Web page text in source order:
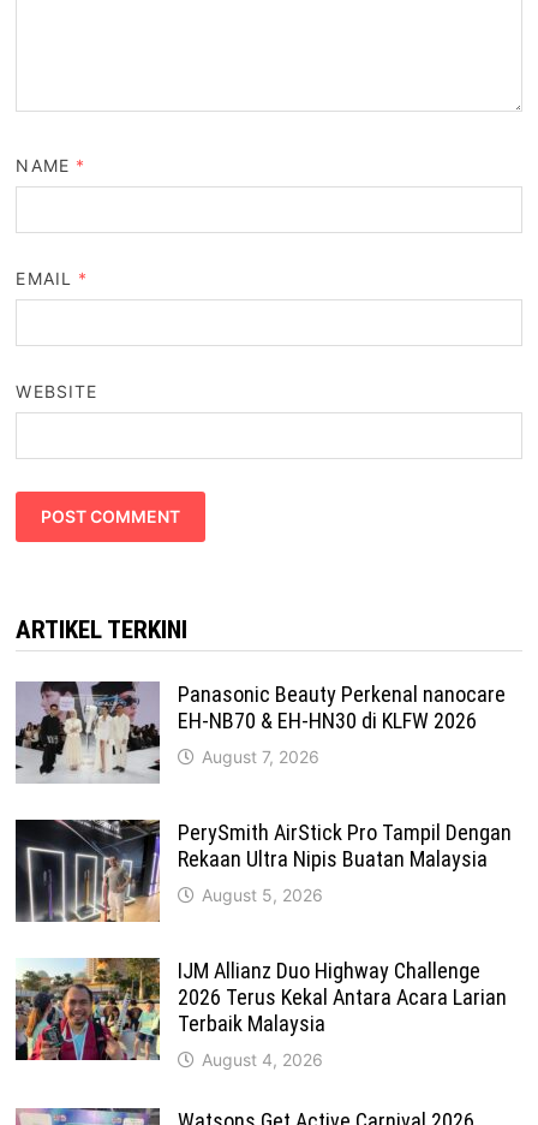
NAME *
EMAIL *
WEBSITE
ARTIKEL TERKINI
Panasonic Beauty Perkenal nanocare
EH-NB70 & EH-HN30 di KLFW 2026
August 7, 2026
PerySmith AirStick Pro Tampil Dengan
Rekaan Ultra Nipis Buatan Malaysia
August 5, 2026
IJM Allianz Duo Highway Challenge
2026 Terus Kekal Antara Acara Larian
Terbaik Malaysia
August 4, 2026